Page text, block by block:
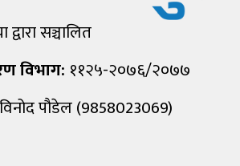
सञ्चालित
विभाग: ११२५-२०७६/२०७७
विनोद पौडेल (9858023069)